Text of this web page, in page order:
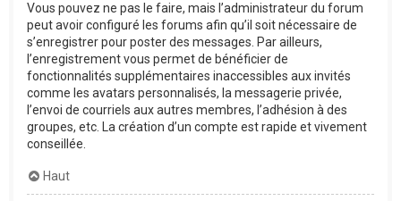
Vous pouvez ne pas le faire, mais l’administrateur du forum
peut avoir configuré les forums afin qu’il soit nécessaire de
s’enregistrer pour poster des messages. Par ailleurs,
l’enregistrement vous permet de bénéficier de
fonctionnalités supplémentaires inaccessibles aux invités
comme les avatars personnalisés, la messagerie privée,
l’envoi de courriels aux autres membres, l’adhésion à des
groupes, etc. La création d’un compte est rapide et vivement
conseillée.
Haut